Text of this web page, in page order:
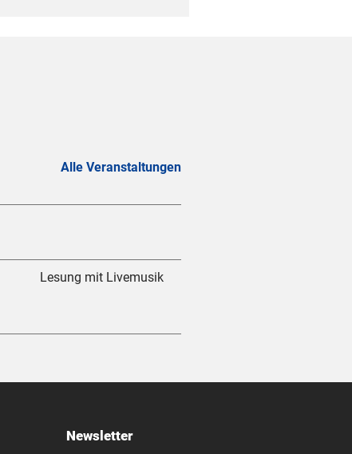
Alle Veranstaltungen
Lesung mit Livemusik
Newsletter